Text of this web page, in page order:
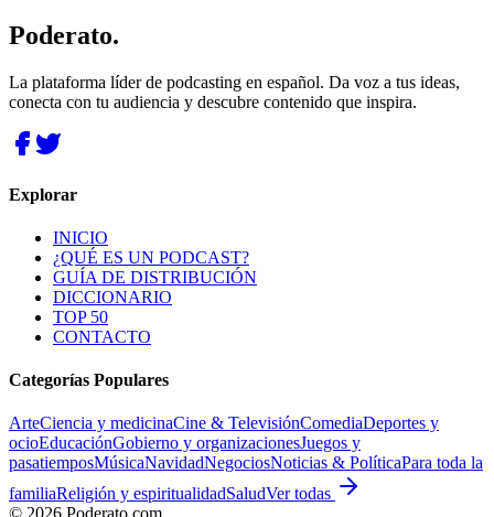
Poderato.
La plataforma líder de podcasting en español. Da voz a tus ideas,
conecta con tu audiencia y descubre contenido que inspira.
Explorar
INICIO
¿QUÉ ES UN PODCAST?
GUÍA DE DISTRIBUCIÓN
DICCIONARIO
TOP 50
CONTACTO
Categorías Populares
ArteCiencia y medicinaCine & TelevisiónComediaDeportes y
ocioEducaciónGobierno y organizacionesJuegos y
pasatiemposMúsicaNavidadNegociosNoticias & PolíticaPara toda la
familiaReligión y espiritualidadSaludVer todas